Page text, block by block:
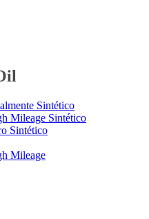
Sintético
Mileage Sintético
Sintético
Mileage